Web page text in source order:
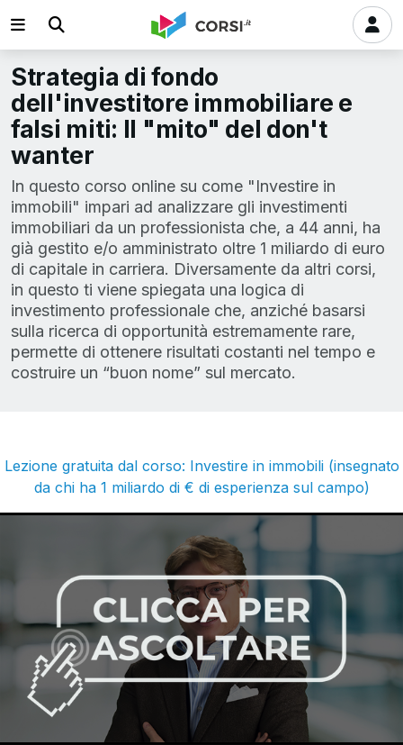
Strategia di fondo
dell'investitore immobiliare e
falsi miti: Il "mito" del don't
wanter
In questo corso online su come "Investire in
immobili" impari ad analizzare gli investimenti
immobiliari da un professionista che, a 44 anni, ha
già gestito e/o amministrato oltre 1 miliardo di euro
di capitale in carriera. Diversamente da altri corsi,
in questo ti viene spiegata una logica di
investimento professionale che, anziché basarsi
sulla ricerca di opportunità estremamente rare,
permette di ottenere risultati costanti nel tempo e
costruire un “buon nome” sul mercato.
Lezione gratuita dal corso: Investire in immobili (insegnato
da chi ha 1 miliardo di € di esperienza sul campo)